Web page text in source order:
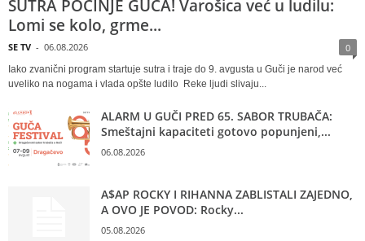
SUTRA POČINJE GUČA! Varošica već u ludilu:
Lomi se kolo, grme...
SE TV - 06.08.2026 0
Iako zvanični program startuje sutra i traje do 9. avgusta u Guči je narod već
uveliko na nogama i vlada opšte ludilo Reke ljudi slivaju...
ALARM U GUČI PRED 65. SABOR TRUBAČA:
Smeštajni kapaciteti gotovo popunjeni,...
06.08.2026
A$AP ROCKY I RIHANNA ZABLISTALI ZAJEDNO,
A OVO JE POVOD: Rocky...
05.08.2026